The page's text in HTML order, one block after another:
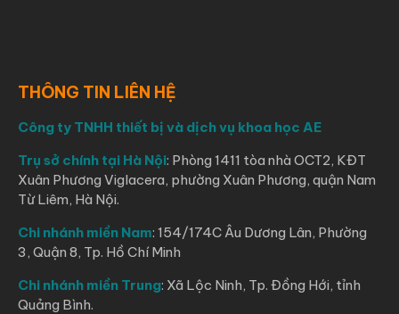
THÔNG TIN LIÊN HỆ
Công ty TNHH thiết bị và dịch vụ khoa học AE
Trụ sở chính tại Hà Nội: Phòng 1411 tòa nhà OCT2, KĐT
Xuân Phương Viglacera, phường Xuân Phương, quận Nam
Từ Liêm, Hà Nội.
Chi nhánh miền Nam: 154/174C Âu Dương Lân, Phường
3, Quận 8, Tp. Hồ Chí Minh
Chi nhánh miền Trung: Xã Lộc Ninh, Tp. Đồng Hới, tỉnh
Quảng Bình.